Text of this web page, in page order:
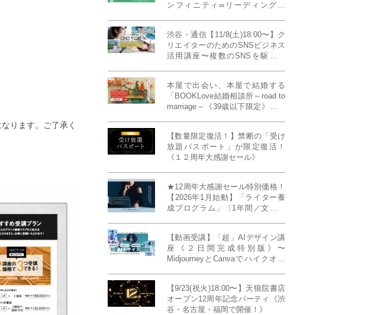
ります。ご了承く
ンフィニティ∞リーディング／
MILLENNIUM THINKING アメリ
カ最高峰大学の人気講義』
渋谷・通信【11/8(土)18:00〜】ク
リエイターのためのSNSビジネス
活用講座〜複数のSNSを駆使し
成ラボPresents》
本屋で出会い、本屋で結婚する
「BOOKLove結婚相談所～road to
marriage～《39歳以下限定》」全
【数量限定復活！】禁断の「受け
放題パスポート」が限定復活！
《１２周年大感謝セール》
★12周年大感謝セール特別価格！
【2026年1月始動】「ライター養
成プログラム」〔1年間／文章講
ー”へ、全国どこからでも。〜《全
店舗リアルタイム参加OK／録画
視聴対応／限定4席》
【動画受講】「超」AIデザイン講
座《２日間完成特別版》〜
MidjourneyとCanvaでハイクオリ
【9/23(祝火)18:00〜】天狼院書店
オープン12周年記念パーティ《渋
谷・名古屋・福岡で開催！》